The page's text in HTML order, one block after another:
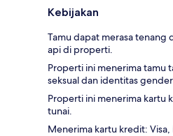
Kebijakan
Tamu dapat merasa tenang
api di properti.
Properti ini menerima tamu
seksual dan identitas
Properti ini menerima kartu
tunai.
Menerima kartu kredit: